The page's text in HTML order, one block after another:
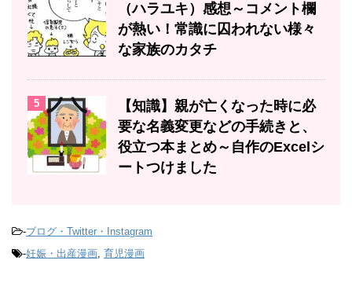
（ハラユキ）感想～コメント欄
が熱い！常識に囚われない様々
な家族のカタチ
5
【知識】親が亡くなった時に必
要な名義変更などの手続きと、
役立つ本まとめ～自作のExcelシ
ートつけました
-ブログ・Twitter・Instagram
-妊娠・出産漫画, 育児漫画